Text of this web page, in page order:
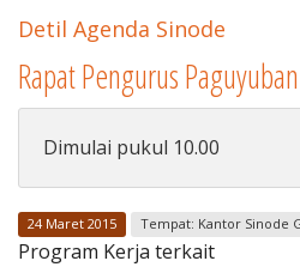
Berita Kegiatan
Fasilitas
Materi
Penerbitan
Detil Agenda Sinode
Rapat Pengurus
Dimulai pukul 10.00
24 Maret 2015 Tempat: Kantor Sinode
Program Kerja terkait